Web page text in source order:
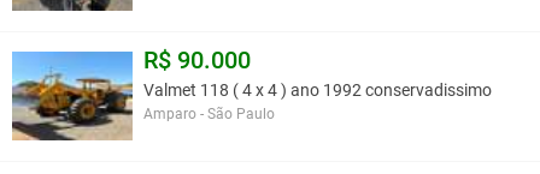
R$ 90.000
Valmet 118 ( 4 x 4 ) ano 1992 conservadissimo
Amparo - São Paulo